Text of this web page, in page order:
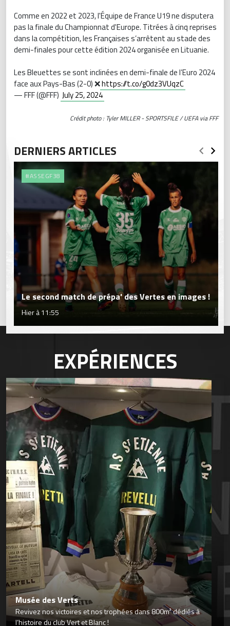
Comme en 2022 et 2023, l'Équipe de France U19 ne disputera
pas la finale du Championnat d'Europe. Titrées à cinq reprises
dans la compétition, les Françaises s’arrêtent au stade des
demi-finales pour cette édition 2024 organisée en Lituanie.
Les Bleuettes se sont inclinées en demi-finale de l’Euro 2024
face aux Pays-Bas (2-0) ❌https://t.co/g0dz3VUqzC
— FFF (@FFF) July 25, 2024
Crédit photo : Tyler MILLER - SPORTSFILE / UEFA via FFF
DERNIERS ARTICLES
#ASSEGF38
Le second match de prépa' des Vertes en images !
Hier à 11:55
EXPÉRIENCES
Musée des Verts
Revivez nos victoires et nos trophées dans 800m² dédiés à
l’histoire du club Vert et Blanc !